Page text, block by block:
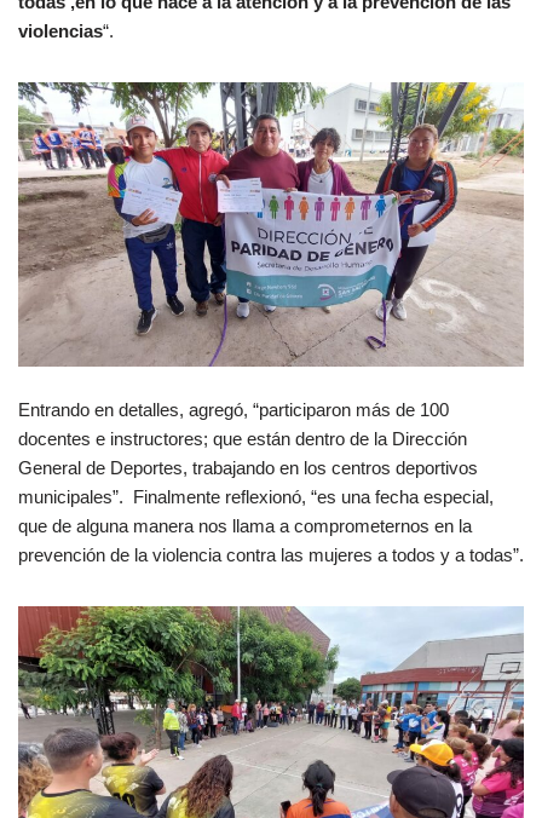
violencias“.
Entrando en detalles, agregó, “participaron más de 100
docentes e instructores; que están dentro de la Dirección
General de Deportes, trabajando en los centros deportivos
municipales”. Finalmente reflexionó, “es una fecha especial,
que de alguna manera nos llama a comprometernos en la
prevención de la violencia contra las mujeres a todos y a todas”.